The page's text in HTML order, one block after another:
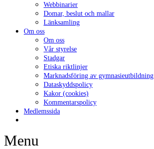
Webbinarier
Domar, beslut och mallar
Länksamling
Om oss
Om oss
Vår styrelse
Stadgar
Etiska riktlinjer
Marknadsföring av gymnasieutbildning
Dataskyddspolicy
Kakor (cookies)
Kommentarspolicy
Medlemssida
Menu